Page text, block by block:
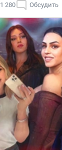
1 280 Обсудить